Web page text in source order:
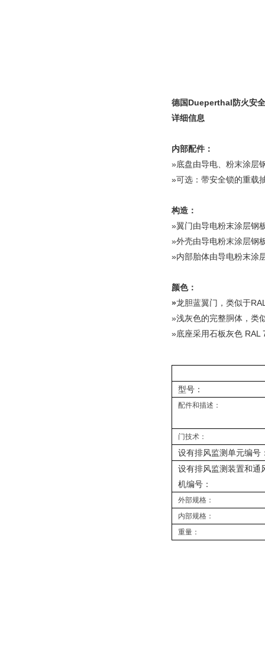
德国Dueperthal防火安
详细信息
内部配件：
»底盘由导电、粉末涂层
»可选：带安全锁的重载
构造：
»翼门由导电粉末涂层钢
»外壳由导电粉末涂层钢
»内部胎体由导电粉末涂
颜色：
»龙胆蓝翼门，类似于
»浅灰色的完整胴体，类
»底座采用石板灰色 RAL
型号：
配件和描述：
门技术：
设有排风监测单元编号
设有排风监测装置和通
机编号：
外部规格：
内部规格：
重量：